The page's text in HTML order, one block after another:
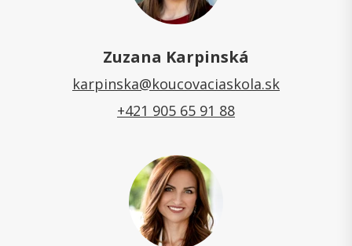
Zuzana Karpinská
karpinska@koucovaciaskola.sk
+421 905 65 91 88